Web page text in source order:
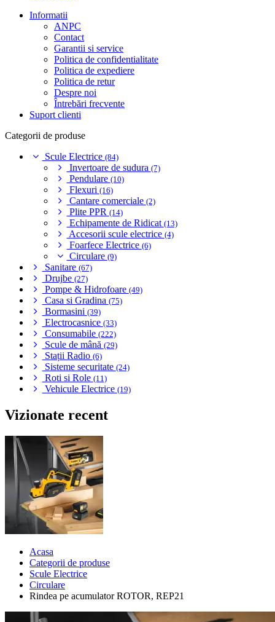
Informatii
ANPC
Contact
Garantii si service
Politica de confidentialitate
Politica de expediere
Politica de retur
Despre noi
Întrebări frecvente
Suport clienti
Categorii de produse
Scule Electrice (84)
Invertoare de sudura (7)
Pendulare (10)
Flexuri (16)
Cantare comerciale (2)
Plite PPR (14)
Echipamente de Ridicat (13)
Accesorii scule electrice (4)
Foarfece Electrice (6)
Circulare (9)
Sanitare (67)
Drujbe (27)
Pompe & Hidrofoare (49)
Casa si Gradina (75)
Bormasini (39)
Electrocasnice (33)
Consumabile (222)
Scule de mână (29)
Stații Radio (6)
Sisteme securitate (24)
Roti si Role (11)
Vehicule Electrice (19)
Vizionate recent
Acasa
Categorii de produse
Scule Electrice
Circulare
Rindea pe acumulator ROTOR, REP21